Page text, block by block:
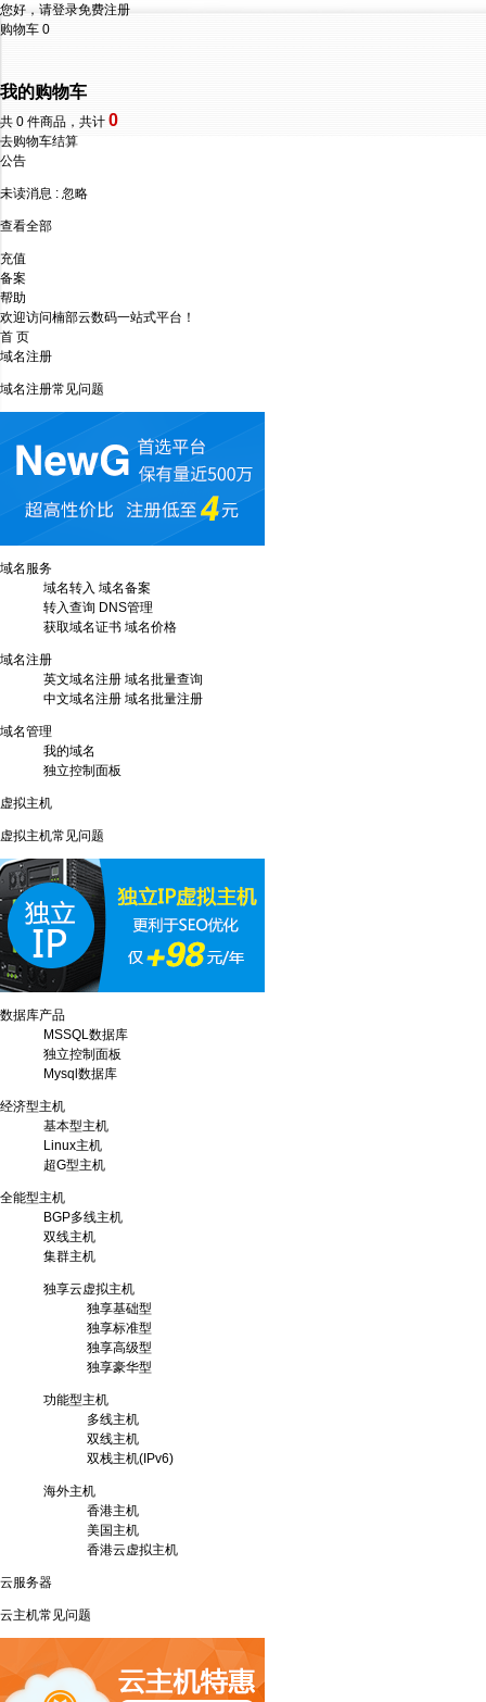
您好，请登录免费注册
购物车 0
我的购物车
共 0 件商品，共计 0
去购物车结算
公告
未读消息 : 忽略
查看全部
充值
备案
帮助
欢迎访问楠部云数码一站式平台！
首 页
域名注册
域名注册常见问题
域名服务
域名转入 域名备案
转入查询 DNS管理
获取域名证书 域名价格
域名注册
英文域名注册 域名批量查询
中文域名注册 域名批量注册
域名管理
我的域名
独立控制面板
虚拟主机
虚拟主机常见问题
数据库产品
MSSQL数据库
独立控制面板
Mysql数据库
经济型主机
基本型主机
Linux主机
超G型主机
全能型主机
BGP多线主机
双线主机
集群主机
独享云虚拟主机
独享基础型
独享标准型
独享高级型
独享豪华型
功能型主机
多线主机
双线主机
双栈主机(IPv6)
海外主机
香港主机
美国主机
香港云虚拟主机
云服务器
云主机常见问题